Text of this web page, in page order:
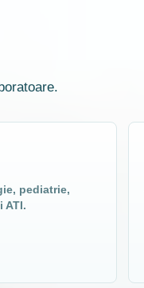
pediatrie,
ATI.